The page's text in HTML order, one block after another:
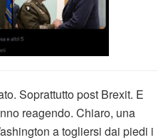
Soprattutto post Brexit. E
reagendo. Chiaro, una
a togliersi dai piedi i